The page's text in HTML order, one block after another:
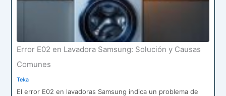
Error E02 en Lavadora Samsung: Solución y Causas
Comunes
Teka
El error E02 en lavadoras Samsung indica un problema de